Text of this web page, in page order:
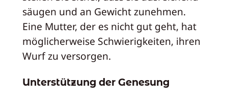
säugen und an Gewicht zunehmen.
Eine Mutter, der es nicht gut geht, hat
möglicherweise Schwierigkeiten, ihren
Wurf zu versorgen.
Unterstützung der Genesung